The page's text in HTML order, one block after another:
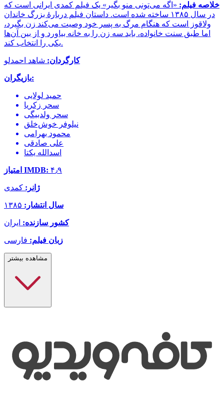
خلاصه فیلم: «اگه می‌تونی منو بگیر» یک فیلم کمدی ایرانی است که
در سال ۱۳۸۵ ساخته شده است. داستان فیلم دربارهٔ بزرگ خاندان
ولاقوز است که هنگام مرگ به پسر خود وصیت می‌کند زن بگیرد،
اما طبق سنت خانواده، باید سه زن را به خانه بیاورد و از بین آن‌ها
یکی را انتخاب کند.
کارگردان: شاهد احمدلو
بازیگران:
حمید لولایی
سحر زکریا
سحر ولدبیگی
نیلوفر خوش‌خلق
محمود بهرامی
علی صادقی
اسدالله یکتا
امتیاز IMDB: ۴٫۹
ژانر: کمدی
سال انتشار:
کشور سازنده: ایران
زبان فیلم: فارسی
مشاهده بیشتر